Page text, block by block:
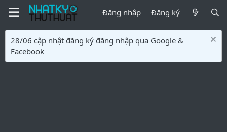
Đăng nhập Đăng ký
28/06 cập nhật đăng ký đăng nhập qua Google &
Facebook